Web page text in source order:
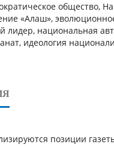
общество,
«Алаш»,
лидер, национальная
идеология
позиции